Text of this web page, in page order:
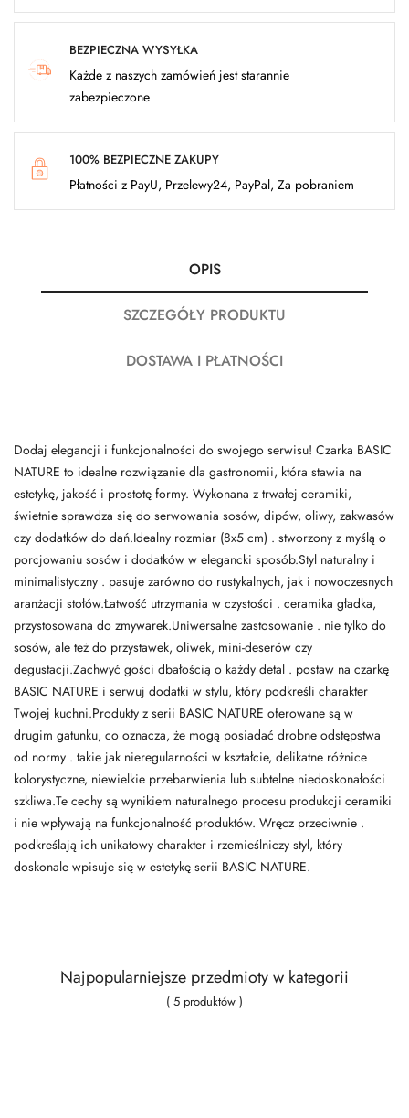
BEZPIECZNA WYSYŁKA
Każde z naszych zamówień jest starannie
zabezpieczone
100% BEZPIECZNE ZAKUPY
Płatności z PayU, Przelewy24, PayPal, Za pobraniem
OPIS
SZCZEGÓŁY PRODUKTU
DOSTAWA I PŁATNOŚCI
Dodaj elegancji i funkcjonalności do swojego serwisu! Czarka BASIC
NATURE to idealne rozwiązanie dla gastronomii, która stawia na
estetykę, jakość i prostotę formy. Wykonana z trwałej ceramiki,
świetnie sprawdza się do serwowania sosów, dipów, oliwy, zakwasów
czy dodatków do dań.Idealny rozmiar (8x5 cm) . stworzony z myślą o
porcjowaniu sosów i dodatków w elegancki sposób.Styl naturalny i
minimalistyczny . pasuje zarówno do rustykalnych, jak i nowoczesnych
aranżacji stołów.Łatwość utrzymania w czystości . ceramika gładka,
przystosowana do zmywarek.Uniwersalne zastosowanie . nie tylko do
sosów, ale też do przystawek, oliwek, mini-deserów czy
degustacji.Zachwyć gości dbałością o każdy detal . postaw na czarkę
BASIC NATURE i serwuj dodatki w stylu, który podkreśli charakter
Twojej kuchni.Produkty z serii BASIC NATURE oferowane są w
drugim gatunku, co oznacza, że mogą posiadać drobne odstępstwa
od normy . takie jak nieregularności w kształcie, delikatne różnice
kolorystyczne, niewielkie przebarwienia lub subtelne niedoskonałości
szkliwa.Te cechy są wynikiem naturalnego procesu produkcji ceramiki
i nie wpływają na funkcjonalność produktów. Wręcz przeciwnie .
podkreślają ich unikatowy charakter i rzemieślniczy styl, który
doskonale wpisuje się w estetykę serii BASIC NATURE.
Najpopularniejsze przedmioty w kategorii
( 5 produktów )